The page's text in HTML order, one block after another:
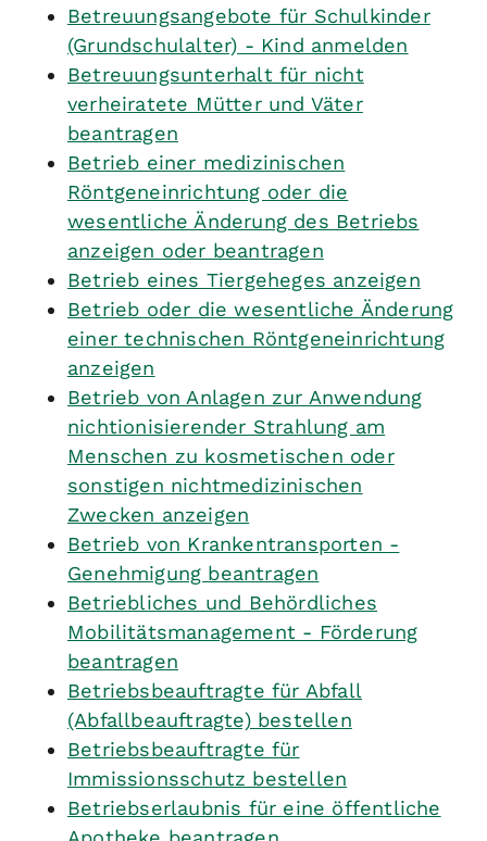
Betreuungsangebote für Schulkinder
(Grundschulalter) - Kind anmelden
Betreuungsunterhalt für nicht
verheiratete Mütter und Väter
beantragen
Betrieb einer medizinischen
Röntgeneinrichtung oder die
wesentliche Änderung des Betriebs
anzeigen oder beantragen
Betrieb eines Tiergeheges anzeigen
Betrieb oder die wesentliche Änderung
einer technischen Röntgeneinrichtung
anzeigen
Betrieb von Anlagen zur Anwendung
nichtionisierender Strahlung am
Menschen zu kosmetischen oder
sonstigen nichtmedizinischen
Zwecken anzeigen
Betrieb von Krankentransporten -
Genehmigung beantragen
Betriebliches und Behördliches
Mobilitätsmanagement - Förderung
beantragen
Betriebsbeauftragte für Abfall
(Abfallbeauftragte) bestellen
Betriebsbeauftragte für
Immissionsschutz bestellen
Betriebserlaubnis für eine öffentliche